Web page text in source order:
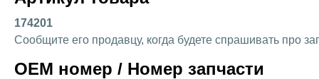
174201
Сообщите его продавцу, когда будете спрашивать про
OEM номер / Номер запчасти